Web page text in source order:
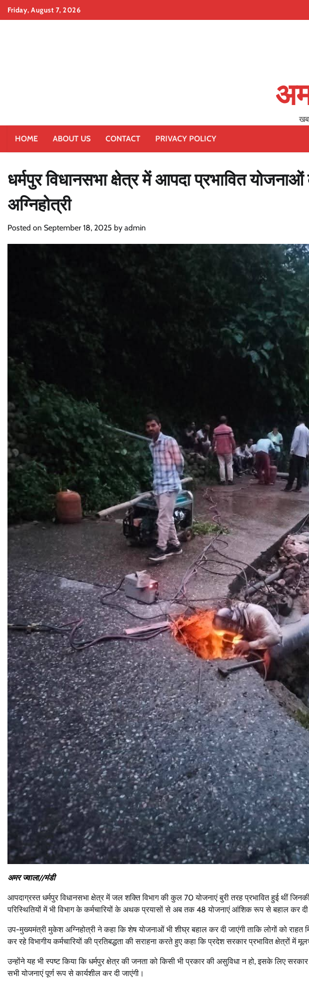
SkipFriday, August 7, 2026
HOME ABOUT US CONTACT PRIVACY POLICY
धर्मपुर विधानसभा क्षेत्र में आपदा प्रभावित
अग्निहोत्री
Posted on September 18, 2025 by admin
अमर ज्वाला//मंडी
आपदाग्रस्त धर्मपुर विधानसभा क्षेत्र में जल शक्ति विभाग की कुल 70 योजनाएं बुरी तरह प्रभावित हुई थीं
परिस्थितियों में भी विभाग के कर्मचारियों के अथक प्रयासों से अब तक 48 योजनाएं आंशिक रूप से बहाल कर दी
उप-मुख्यमंत्री मुकेश अग्निहोत्री ने कहा कि शेष योजनाओं भी शीघ्र बहाल कर दी जाएंगी ताकि लोगों को राहत
कर रहे विभागीय कर्मचारियों की प्रतिबद्धता की सराहना करते हुए कहा कि प्रदेश सरकार प्रभावित क्षेत्रों में
उन्होंने यह भी स्पष्ट किया कि धर्मपुर क्षेत्र की जनता को किसी भी प्रकार की असुविधा न हो, इसके लिए
सभी योजनाएं पूर्ण रूप से कार्यशील कर दी जाएंगी।